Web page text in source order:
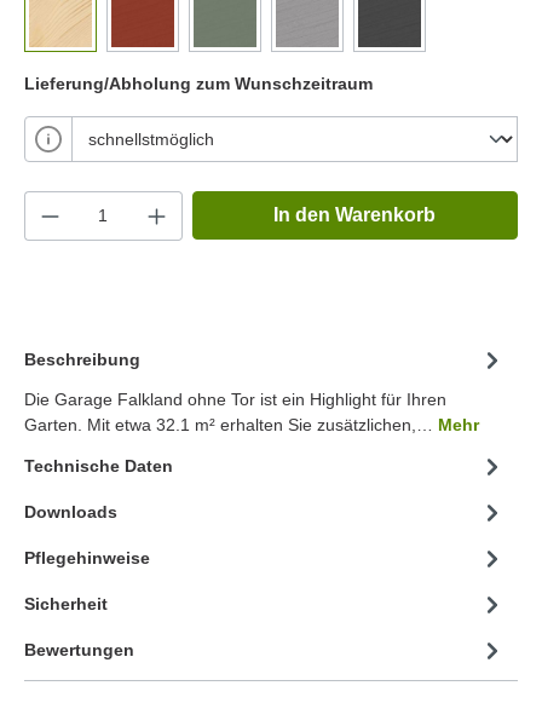
Lieferung/Abholung zum Wunschzeitraum
In den Warenkorb
Beschreibung
Die Garage Falkland ohne Tor ist ein Highlight für Ihren
Garten. Mit etwa 32.1 m² erhalten Sie zusätzlichen,… Mehr
Technische Daten
Downloads
Pflegehinweise
Sicherheit
Bewertungen